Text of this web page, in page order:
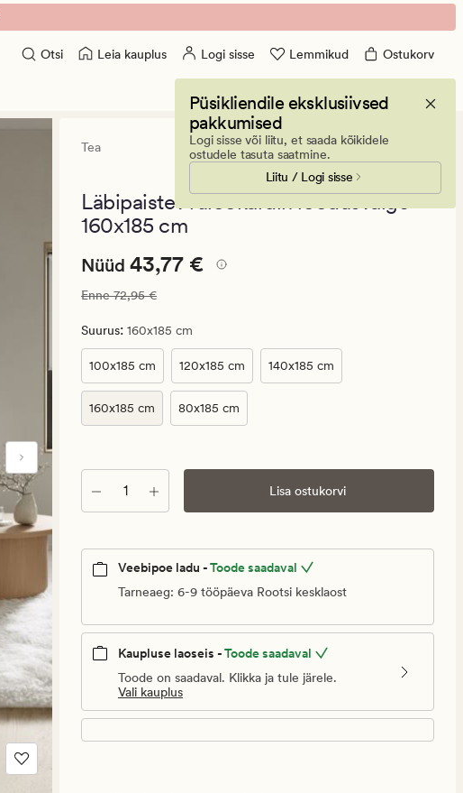
Otsi Leia kauplus Logi sisse Lemmikud Ostukorv
Püsikliendile eksklusiivsed
pakkumised
Logi sisse või liitu, et saada kõikidele
ostudele tasuta saatmine.
Liitu / Logi sisse
Tea
arvustust
hinnanguga
4.5
4.5
Läbipaistev rulookardin loodusvalge -
160x185 cm
Nåværende
43,77
€.
Vanlig
pris_ee
72,95
€
Nåværende pris_ee
Nüüd 43,77 €
Vanlig pris_ee
Enne72,95 €
Suurus: 160x185 cm
100x185 cm 120x185 cm 140x185 cm
160x185 cm 80x185 cm
Kogus Lisa ostukorvi
Veebipoe ladu -Toode saadaval
Tarneaeg: 6-9 tööpäeva Rootsi kesklaost
Kaupluse laoseis -Toode saadaval
Toode on saadaval. Klikka ja tule järele.
Vali kauplus